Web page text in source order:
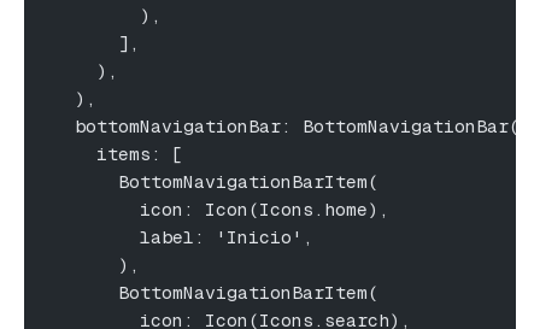
        ),
      ],
    ),
  ),
  bottomNavigationBar: BottomNavigationBar(
    items: [
      BottomNavigationBarItem(
        icon: Icon(Icons.home),
        label: 'Inicio',
      ),
      BottomNavigationBarItem(
        icon: Icon(Icons.search),